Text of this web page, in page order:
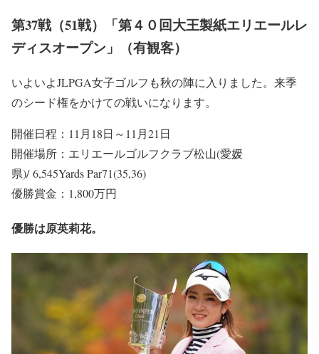
第37戦（51戦）「第４０回大王製紙エリエールレ
ディスオープン」（有観客）
いよいよJLPGA女子ゴルフも秋の陣に入りました。来季
のシード権をかけての戦いになります。
開催日程：11月18日～11月21日
開催場所：エリエールゴルフクラブ松山(愛媛
県)/ 6,545Yards Par71(35,36)
優勝賞金：1,800万円
優勝は原英莉花。